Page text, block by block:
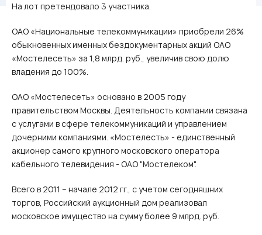
На лот претендовало 3 участника.
ОАО «Национальные телекоммуникации» приобрели 26%
обыкновенных именных бездокументарных акций ОАО
«Мостелесеть» за 1,8 млрд. руб., увеличив свою долю
владения до 100%.
ОАО «Мостелесеть» основано в 2005 году
правительством Москвы. Деятельность компании связана
с услугами в сфере телекоммуникаций и управлением
дочерними компаниями. «Мостелесть» - единственный
акционер самого крупного московского оператора
кабельного телевидения - ОАО "Мостелеком".
Всего в 2011 – начале 2012 гг., с учетом сегодняшних
торгов, Российский аукционный дом реализовал
московское имущество на сумму более 9 млрд. руб.